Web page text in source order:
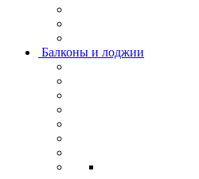
Балконы и лоджии